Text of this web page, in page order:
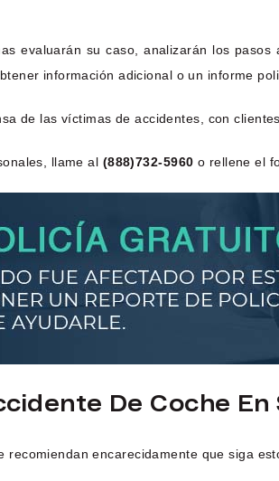
evaluarán su caso, analizarán los
información adicional o un informe
de las víctimas de accidentes, con
llame al (888)732-5960 o rellene el
De Coche En
encarecidamente que siga